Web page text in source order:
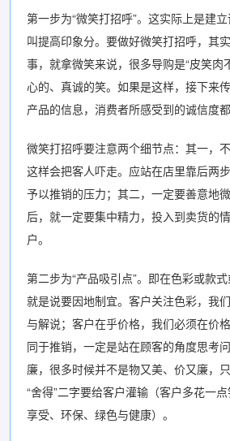
第一步为“微笑打招呼”。这实际上是建
叫提高印象分。要做好微笑打招呼，其
事，就拿微笑来说，很多导购是“皮笑肉
心的、真诚的笑。如果是这样，接下来
产品的信息，消费者所感受到的诚信度都
微笑打招呼要注意两个细节点：其一，
这样会把客人吓走。应站在店里靠后两
予以推销的压力；其二，一定要善意地
后，就一定要集中精力，投入到卖货的
户。
第二步为“产品吸引点”。即在色彩或款
就是说要因地制宜。客户关注色彩，我
与解说；客户在乎价格，我们必须在价
同于推销，一定是站在顾客的角度思考
廉，很多时候并不是物又美、价又廉，
“舍得”二字要给客户灌输（客户多花一
享受、环保、绿色与健康）。